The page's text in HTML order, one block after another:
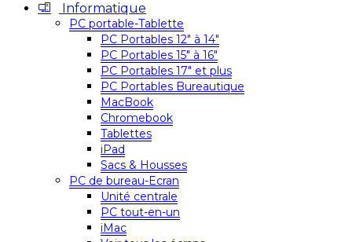
Informatique
PC portable-Tablette
PC Portables 12″ à 14″
PC Portables 15″ à 16″
PC Portables 17″ et plus
PC Portables Bureautique
MacBook
Chromebook
Tablettes
iPad
Sacs & Housses
PC de bureau-Ecran
Unité centrale
PC tout-en-un
iMac